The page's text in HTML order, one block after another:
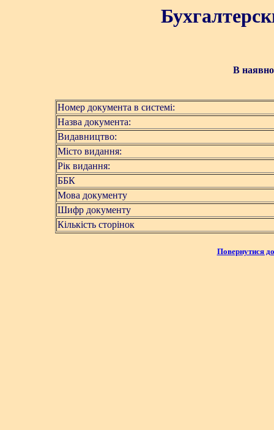
В
Номер документа в системі:
Назва документа:
Видавництво:
Місто видання:
Рік видання:
ББК
Мова документу
Шифр документу
Кількість сторінок
Повернутися